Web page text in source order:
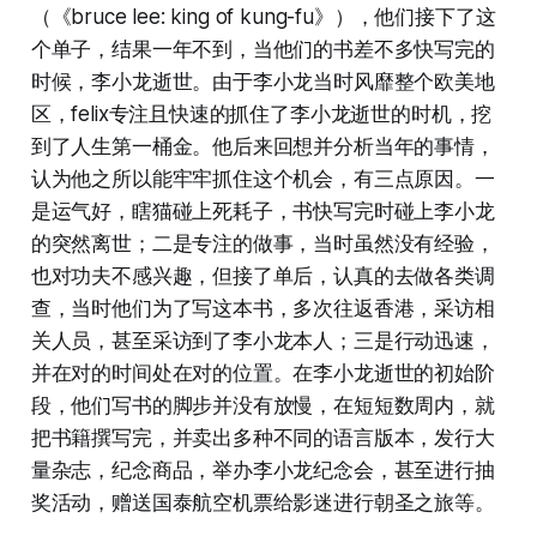
（《bruce lee: king of kung-fu》），他们接下了这
个单子，结果一年不到，当他们的书差不多快写完的
时候，李小龙逝世。由于李小龙当时风靡整个欧美地
区，felix专注且快速的抓住了李小龙逝世的时机，挖
到了人生第一桶金。他后来回想并分析当年的事情，
认为他之所以能牢牢抓住这个机会，有三点原因。一
是运气好，瞎猫碰上死耗子，书快写完时碰上李小龙
的突然离世；二是专注的做事，当时虽然没有经验，
也对功夫不感兴趣，但接了单后，认真的去做各类调
查，当时他们为了写这本书，多次往返香港，采访相
关人员，甚至采访到了李小龙本人；三是行动迅速，
并在对的时间处在对的位置。在李小龙逝世的初始阶
段，他们写书的脚步并没有放慢，在短短数周内，就
把书籍撰写完，并卖出多种不同的语言版本，发行大
量杂志，纪念商品，举办李小龙纪念会，甚至进行抽
奖活动，赠送国泰航空机票给影迷进行朝圣之旅等。